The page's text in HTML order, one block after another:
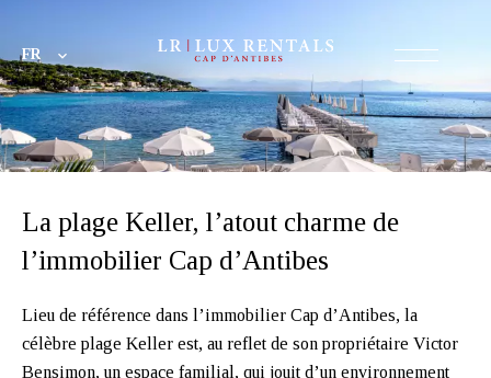
FR
La plage Keller, l’atout charme de
l’immobilier Cap d’Antibes
Lieu de référence dans l’immobilier Cap d’Antibes, la
célèbre plage Keller est, au reflet de son propriétaire Victor
Bensimon, un espace familial, qui jouit d’un environnement